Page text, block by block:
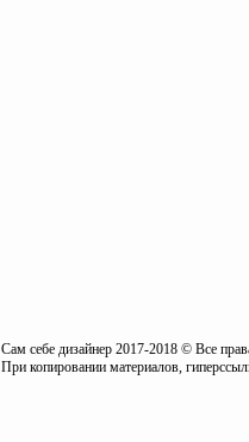
Сам себе дизайнер 2017-2018 © Все
При копировании материалов,